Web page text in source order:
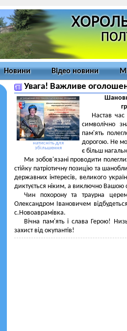
Новини Відео новини
Увага! Важливе
натисніть для
збільшення
Настав час
символічно
пам'ять
дорогою. Не
є більш
Ми зобов'язані проводити
стійку патріотичну позицію та
державних інтересів, великого
диктується ніким, а виключно Вашою
Чин похорону та траурна
Олександром Івановичем
с.Новоаврамівка.
Вічна пам'ять і слава Герою!
захист від окупантів!